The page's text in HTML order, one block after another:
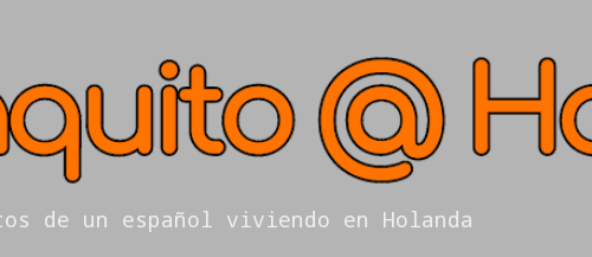
de un español viviendo en Holanda